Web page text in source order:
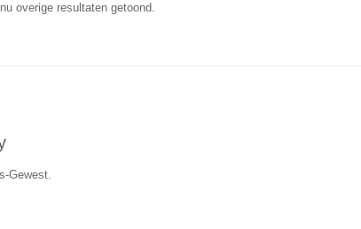
overige resultaten getoond.
Gewest.